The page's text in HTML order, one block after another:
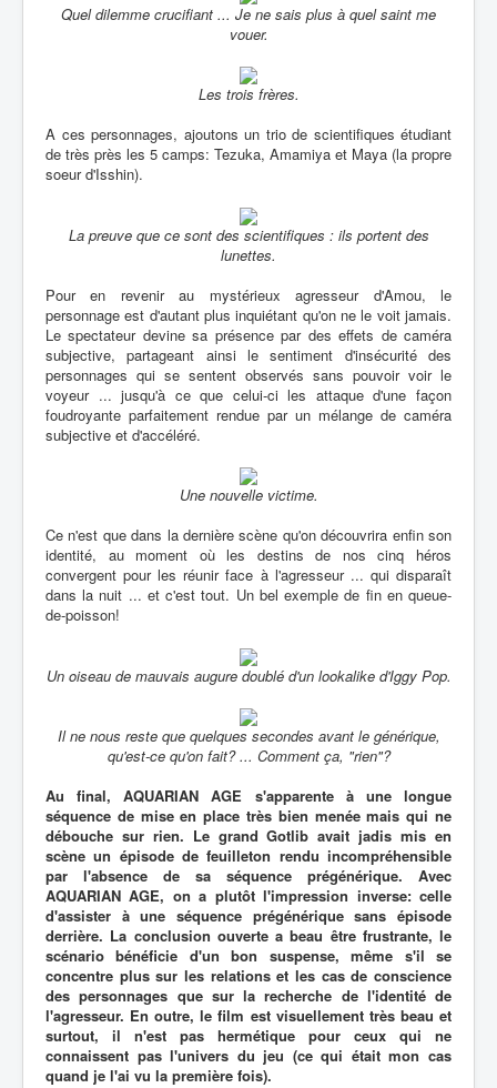
Quel dilemme crucifiant ... Je ne sais plus à quel saint me
vouer.
Les trois frères.
A ces personnages, ajoutons un trio de scientifiques étudiant
de très près les 5 camps: Tezuka, Amamiya et Maya (la propre
soeur d'Isshin).
La preuve que ce sont des scientifiques : ils portent des
lunettes.
Pour en revenir au mystérieux agresseur d'Amou, le
personnage est d'autant plus inquiétant qu'on ne le voit jamais.
Le spectateur devine sa présence par des effets de caméra
subjective, partageant ainsi le sentiment d'insécurité des
personnages qui se sentent observés sans pouvoir voir le
voyeur ... jusqu'à ce que celui-ci les attaque d'une façon
foudroyante parfaitement rendue par un mélange de caméra
subjective et d'accéléré.
Une nouvelle victime.
Ce n'est que dans la dernière scène qu'on découvrira enfin son
identité, au moment où les destins de nos cinq héros
convergent pour les réunir face à l'agresseur ... qui disparaît
dans la nuit ... et c'est tout. Un bel exemple de fin en queue-
de-poisson!
Un oiseau de mauvais augure doublé d'un lookalike d'Iggy Pop.
Il ne nous reste que quelques secondes avant le générique,
qu'est-ce qu'on fait? ... Comment ça, "rien"?
Au final, AQUARIAN AGE s'apparente à une longue
séquence de mise en place très bien menée mais qui ne
débouche sur rien. Le grand Gotlib avait jadis mis en
scène un épisode de feuilleton rendu incompréhensible
par l'absence de sa séquence prégénérique. Avec
AQUARIAN AGE, on a plutôt l'impression inverse: celle
d'assister à une séquence prégénérique sans épisode
derrière. La conclusion ouverte a beau être frustrante, le
scénario bénéficie d'un bon suspense, même s'il se
concentre plus sur les relations et les cas de conscience
des personnages que sur la recherche de l'identité de
l'agresseur. En outre, le film est visuellement très beau et
surtout, il n'est pas hermétique pour ceux qui ne
connaissent pas l'univers du jeu (ce qui était mon cas
quand je l'ai vu la première fois).